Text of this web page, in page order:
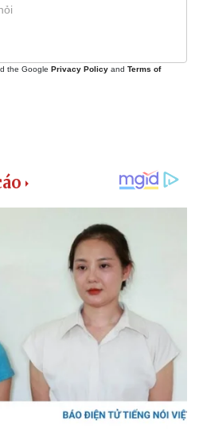
Quân sự - Quốc phòng
Vũ khí
the Google Privacy Policy and Terms of